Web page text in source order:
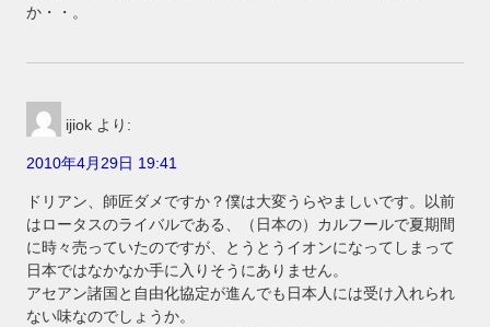
か・・。
ijiok より:
2010年4月29日 19:41
ドリアン、師匠ダメですか？僕は大変うらやましいです。以前
はロータスのライバルである、（日本の）カルフールで夏期間
に時々売っていたのですが、とうとうイオンになってしまって
日本ではなかなか手に入りそうにありません。
アセアン諸国と自由化協定が進んでも日本人には受け入れられ
ない味なのでしょうか。